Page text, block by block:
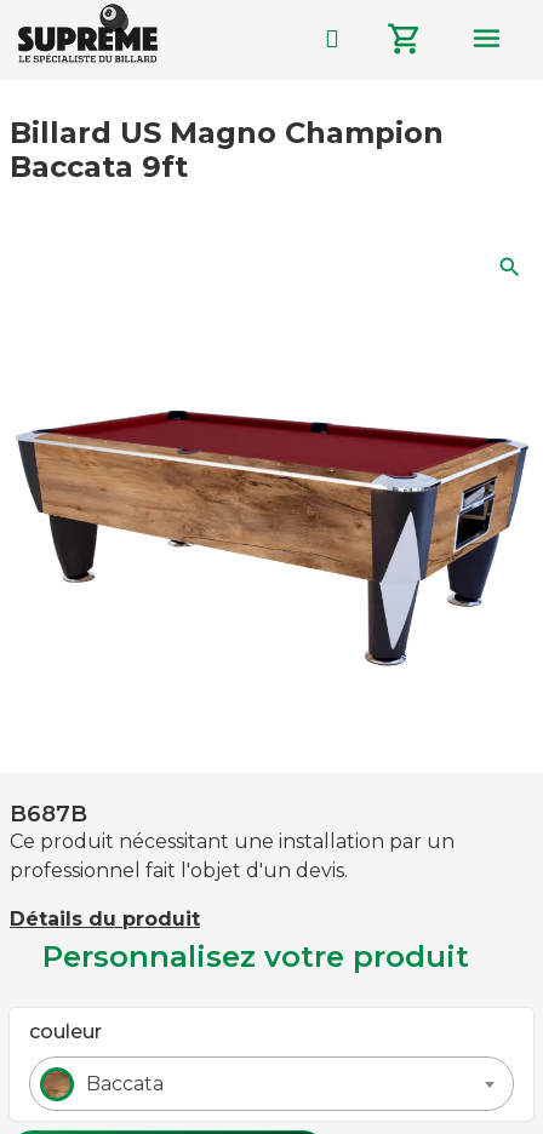
shopping_cart menu
Billard US Magno Champion
Baccata 9ft
search
B687B
Ce produit nécessitant une installation par un
professionnel fait l'objet d'un devis.
Détails du produit
Personnalisez votre produit
couleur
Baccata